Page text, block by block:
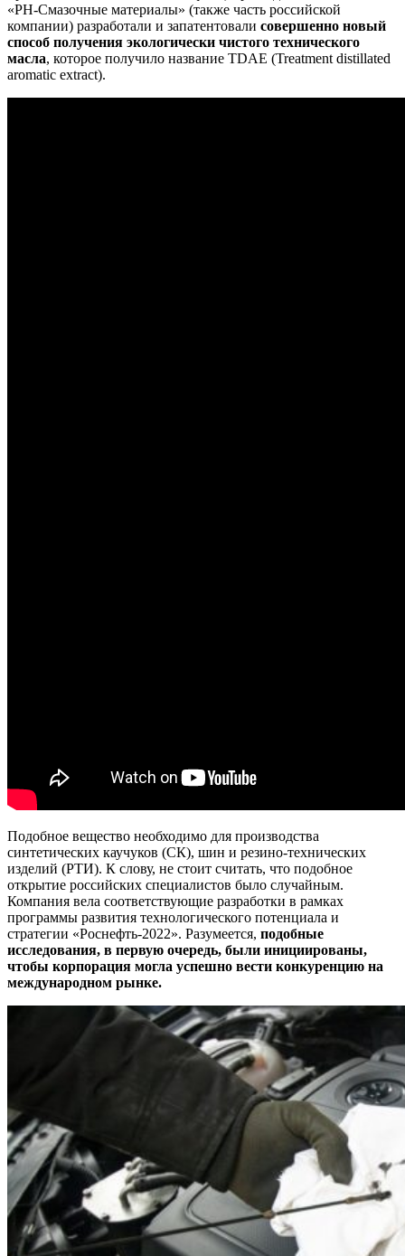
«РН-Смазочные материалы» (также часть российской
компании) разработали и запатентовали совершенно новый
способ получения экологически чистого технического
масла, которое получило название TDAE (Treatment distillated
aromatic extract).
Подобное вещество необходимо для производства
синтетических каучуков (СК), шин и резино-технических
изделий (РТИ). К слову, не стоит считать, что подобное
открытие российских специалистов было случайным.
Компания вела соответствующие разработки в рамках
программы развития технологического потенциала и
стратегии «Роснефть-2022». Разумеется, подобные
исследования, в первую очередь, были инициированы,
чтобы корпорация могла успешно вести конкуренцию на
международном рынке.